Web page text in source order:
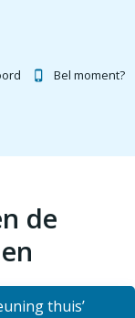
Bel moment?
de
thuis’